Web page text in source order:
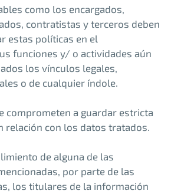
como los encargados,
contratistas y terceros deben
estas políticas en el
funciones y/ o actividades aún
los vínculos legales,
o de cualquier índole.
comprometen a guardar estricta
relación con los datos tratados.
de alguna de las
por parte de las
los titulares de la información